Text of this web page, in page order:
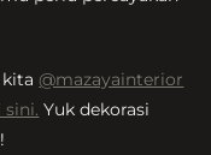
@mazayainterior
sini. Yuk dekorasi